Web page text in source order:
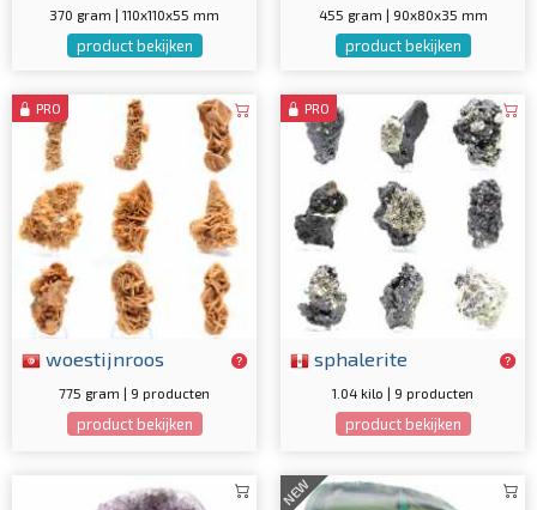
370 gram | 110x110x55 mm
product bekijken
455 gram | 90x80x35 mm
product bekijken
PRO
woestijnroos
775 gram | 9 producten
product bekijken
PRO
sphalerite
1.04 kilo | 9 producten
product bekijken
NEW